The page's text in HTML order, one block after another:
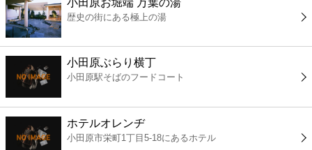
書店
ファミレス
ファーストフード
カフェ
歴史の街にある極上の湯
小田原ぶらり横丁
小田原駅そばのフードコート
ホテルオレンヂ
小田原市栄町1丁目5-18にあるホテル